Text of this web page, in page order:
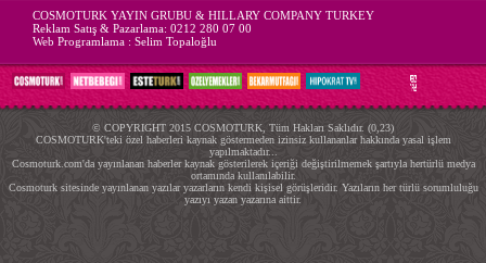
COSMOTURK YAYIN GRUBU & HILLARY COMPANY TURKEY
Reklam Satış & Pazarlama: 0212 280 07 00
Web Programlama : Selim Topaloğlu
© COPYRIGHT 2015 COSMOTURK, Tüm Hakları Saklıdır. (0,23)
COSMOTURK'teki özel haberleri kaynak göstermeden izinsiz kullananlar hakkında yasal işlem
yapılmaktadır...
Cosmoturk.com'da yayınlanan haberler kaynak gösterilerek içeriği değiştirilmemek şartıyla hertürlü medya
ortamında kullanılabilir.
Cosmoturk sitesinde yayınlanan yazılar yazarların kendi kişisel görüşleridir. Yazıların her türlü sorumluluğu
yazıyı yazan yazarına aittir.